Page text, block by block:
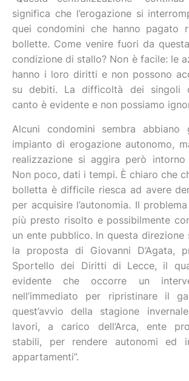
significa che l’erogazione si
quei condomini che hanno pagato
bollette. Come venire fuori da
condizione di stallo? Non è facile: le
hanno i loro diritti e non possono
su debiti. La difficoltà dei singoli
canto è evidente e non possiamo
Alcuni condomini sembra abbiano
impianto di erogazione autonomo,
realizzazione si aggira però
Non poco, dati i tempi. È chiaro che
bolletta è difficile riesca ad avere
per acquisire l’autonomia. Il
più presto risolto e possibilmente
un ente pubblico. In questa direzione
la proposta di Giovanni D’Agata,
Sportello dei Diritti di Lecce, il
evidente che occorre un
nell’immediato per ripristinare il
quest’avvio della stagione
lavori, a carico dell’Arca, ente
stabili, per rendere autonomi ed
appartamenti”.